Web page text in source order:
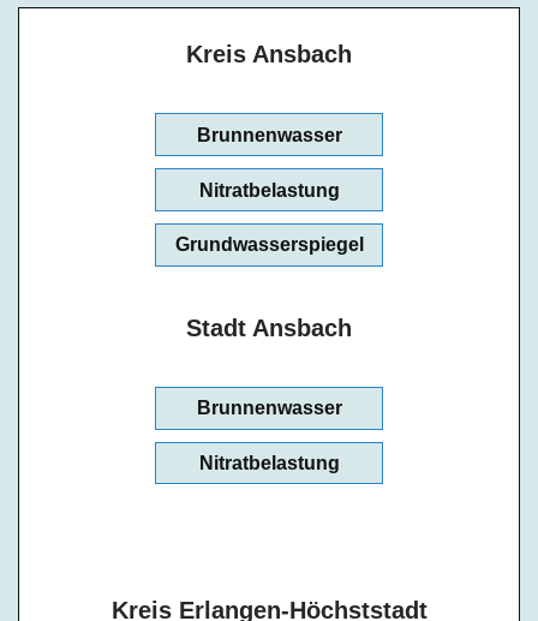
Kreis Ansbach
Brunnenwasser
Nitratbelastung
Grundwasserspiegel
Stadt Ansbach
Brunnenwasser
Nitratbelastung
Kreis Erlangen-Höchststadt